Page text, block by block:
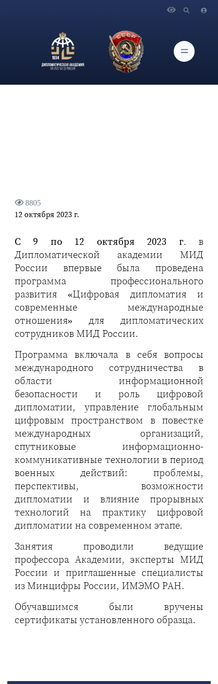
современные международные отношения» для сотрудников
8805
12 октября 2023 г.
С 9 по 12 октября 2023 г. в
Дипломатической академии МИД
России впервые была проведена
программа профессионального
развития «Цифровая дипломатия и
современные международные
отношения» для дипломатических
сотрудников МИД России.
Программа включала в себя вопросы
международного сотрудничества в
области информационной
безопасности и роль цифровой
дипломатии, управление глобальным
цифровым пространством в повестке
международных организаций,
спутниковые информационно-
коммуникативные технологии в период
военных действий: проблемы,
перспективы, возможности
дипломатии и влияние прорывных
технологий на практику цифровой
дипломатии на современном этапе.
Занятия проводили ведущие
профессора Академии, эксперты МИД
России и приглашенные специалисты
из Минцифры России, ИМЭМО РАН.
Обучавшимся были вручены
сертификаты установленного образца.